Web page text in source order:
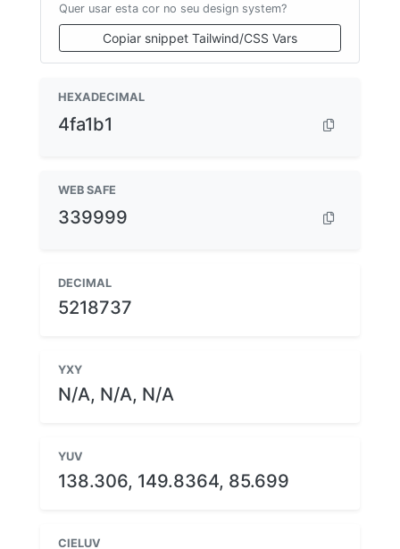
Quer usar esta cor no seu design system?
Copiar snippet Tailwind/CSS Vars
HEXADECIMAL
4fa1b1
WEB SAFE
339999
DECIMAL
5218737
YXY
N/A, N/A, N/A
YUV
138.306, 149.8364, 85.699
CIELUV